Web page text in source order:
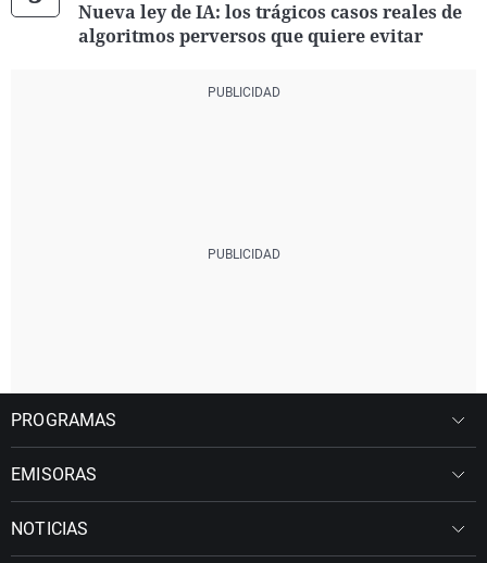
Nueva ley de IA: los trágicos casos reales de
algoritmos perversos que quiere evitar
PROGRAMAS
EMISORAS
NOTICIAS